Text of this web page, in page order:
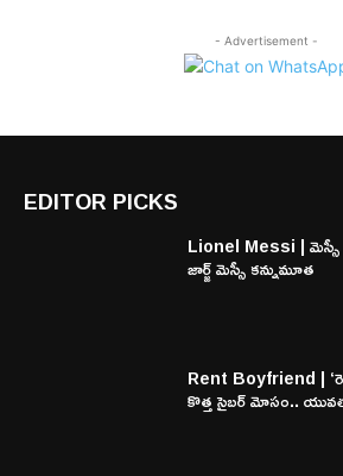
- Advertisement -
EDITOR PICKS
Lionel Messi | మెస్సీ
జార్జ్ మెస్సీ కన్నుమూత
Rent Boyfriend |
కొత్త సైబర్ మోసం..